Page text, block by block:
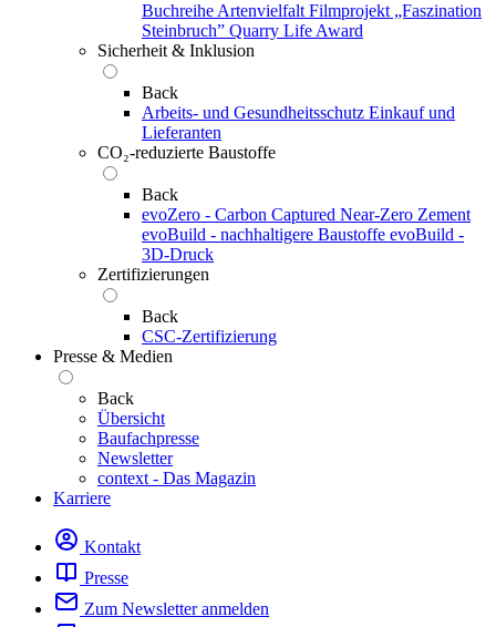
Buchreihe Artenvielfalt Filmprojekt „Faszination
Steinbruch” Quarry Life Award
Sicherheit & Inklusion
Back
Arbeits- und Gesundheitsschutz Einkauf und
Lieferanten
CO₂-reduzierte Baustoffe
Back
evoZero - Carbon Captured Near-Zero Zement
evoBuild - nachhaltigere Baustoffe evoBuild -
3D-Druck
Zertifizierungen
Back
CSC-Zertifizierung
Presse & Medien
Back
Übersicht
Baufachpresse
Newsletter
context - Das Magazin
Karriere
Kontakt
Presse
Zum Newsletter anmelden